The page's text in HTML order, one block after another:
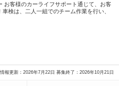
お客様のカーライフサポート通じて、お客
検は、二人一組でのチーム作業を行い、
情報更新：2026年7月22日 募集終了：2026年10月21日